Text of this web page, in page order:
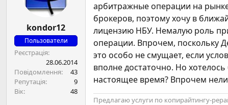
р
н
н
kondor12
Пользователи
Реєстрація
28.06.2014
Повідомлення
43
Репутація
9
Вік
48
арбитражные операции на
брокеров, поэтому хочу в
лицензию НБУ. Немалую роль
операции. Впрочем, поскольку
это особо не смущает, если
вполне достаточно. Но
настоящее время? Впрочем
Предлагаю услуги по копирайтингу-